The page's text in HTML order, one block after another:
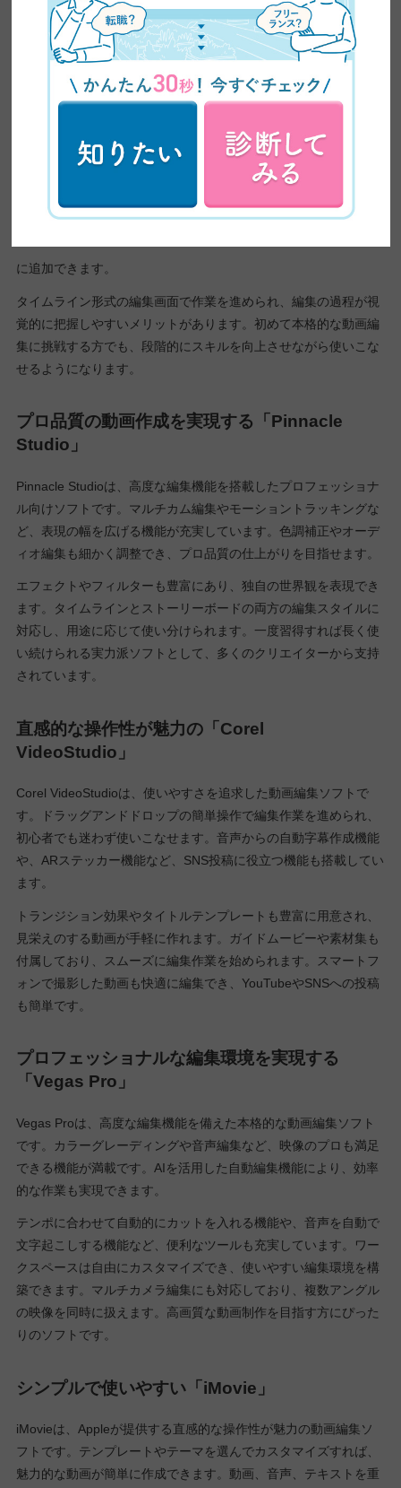
初心者にもやさしい高機能ソフト
「PowerDirector Essential」
つ動画編集ソフトです。るようになります基本的なカット編集か
AI技術を活用した自動編集機能により、手軽に魅力的な動画を作
て、個性的な表現が可能です。トランジション効果や画面分割な
に追加できます。
タイムライン形式の編集画面で作業を進められ、編集の過程が視
覚的に把握しやすいメリットがあります。初めて本格的な動画編
集に挑戦する方でも、段階的にスキルを向上させながら使いこな
せるようになります。
プロ品質の動画作成を実現する「Pinnacle
Studio」
Pinnacle Studioは、高度な編集機能を搭載したプロフェッショナ
ル向けソフトです。マルチカム編集やモーショントラッキングな
ど、表現の幅を広げる機能が充実しています。色調補正やオーデ
ィオ編集も細かく調整でき、プロ品質の仕上がりを目指せます。
エフェクトやフィルターも豊富にあり、独自の世界観を表現でき
ます。タイムラインとストーリーボードの両方の編集スタイルに
対応し、用途に応じて使い分けられます。一度習得すれば長く使
い続けられる実力派ソフトとして、多くのクリエイターから支持
されています。
直感的な操作性が魅力の「Corel
VideoStudio」
Corel VideoStudioは、使いやすさを追求した動画編集ソフトで
す。ドラッグアンドドロップの簡単操作で編集作業を進められ、
初心者でも迷わず使いこなせます。音声からの自動字幕作成機能
や、ARステッカー機能など、SNS投稿に役立つ機能も搭載してい
ます。
トランジション効果やタイトルテンプレートも豊富に用意され、
見栄えのする動画が手軽に作れます。ガイドムービーや素材集も
付属しており、スムーズに編集作業を始められます。スマートフ
ォンで撮影した動画も快適に編集でき、YouTubeやSNSへの投稿
も簡単です。
プロフェッショナルな編集環境を実現する
「Vegas Pro」
Vegas Proは、高度な編集機能を備えた本格的な動画編集ソフト
です。カラーグレーディングや音声編集など、映像のプロも満足
できる機能が満載です。AIを活用した自動編集機能により、効率
的な作業も実現できます。
テンポに合わせて自動的にカットを入れる機能や、音声を自動で
文字起こしする機能など、便利なツールも充実しています。ワー
クスペースは自由にカスタマイズでき、使いやすい編集環境を構
築できます。マルチカメラ編集にも対応しており、複数アングル
の映像を同時に扱えます。高画質な動画制作を目指す方にぴった
りのソフトです。
シンプルで使いやすい「iMovie」
iMovieは、Appleが提供する直感的な操作性が魅力の動画編集ソ
フトです。テンプレートやテーマを選んでカスタマイズすれば、
魅力的な動画が簡単に作成できます。動画、音声、テキストを重